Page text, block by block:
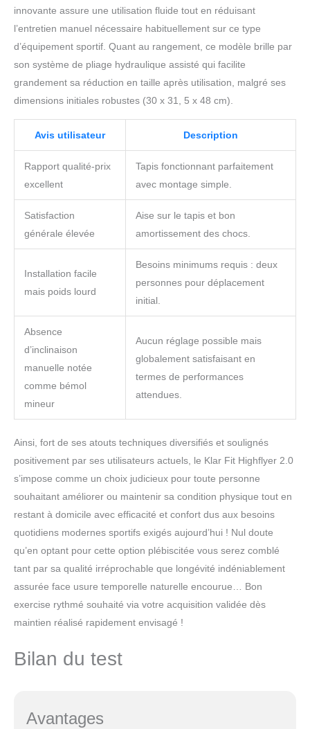
innovante assure une utilisation fluide tout en réduisant
l’entretien manuel nécessaire habituellement sur ce type
d’équipement sportif. Quant au rangement, ce modèle brille par
son système de pliage hydraulique assisté qui facilite
grandement sa réduction en taille après utilisation, malgré ses
dimensions initiales robustes (30 x 31, 5 x 48 cm).
Avis utilisateur Description
Rapport qualité-prix
excellent
Tapis fonctionnant parfaitement
avec montage simple.
Satisfaction
générale élevée
Aise sur le tapis et bon
amortissement des chocs.
Installation facile
mais poids lourd
Besoins minimums requis : deux
personnes pour déplacement
initial.
Absence
d’inclinaison
manuelle notée
comme bémol
mineur
Aucun réglage possible mais
globalement satisfaisant en
termes de performances
attendues.
Ainsi, fort de ses atouts techniques diversifiés et soulignés
positivement par ses utilisateurs actuels, le Klar Fit Highflyer 2.0
s’impose comme un choix judicieux pour toute personne
souhaitant améliorer ou maintenir sa condition physique tout en
restant à domicile avec efficacité et confort dus aux besoins
quotidiens modernes sportifs exigés aujourd’hui ! Nul doute
qu’en optant pour cette option plébiscitée vous serez comblé
tant par sa qualité irréprochable que longévité indéniablement
assurée face usure temporelle naturelle encourue… Bon
exercise rythmé souhaité via votre acquisition validée dès
maintien réalisé rapidement envisagé !
Bilan du test
Avantages